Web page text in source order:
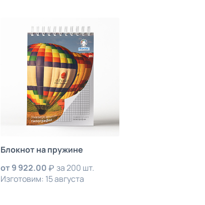
Блокнот на пружине
от 9 922.00
за 200 шт.
Изготовим: 15 августа